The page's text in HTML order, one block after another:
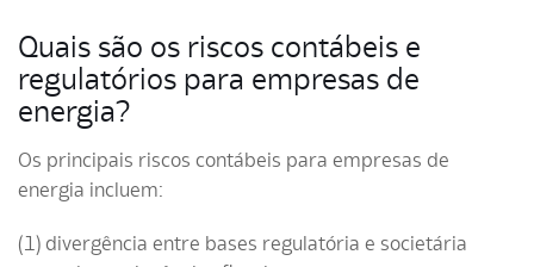
Quais são os riscos contábeis e
regulatórios para empresas de
energia?
Os principais riscos contábeis para empresas de
energia incluem:
(1) divergência entre bases regulatória e societária